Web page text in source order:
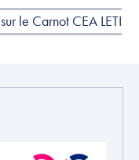
le Carnot CEA LETI